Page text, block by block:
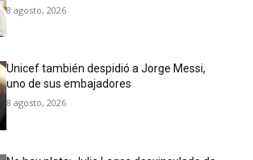
8 agosto, 2026
Unicef también despidió a Jorge Messi,
uno de sus embajadores
8 agosto, 2026